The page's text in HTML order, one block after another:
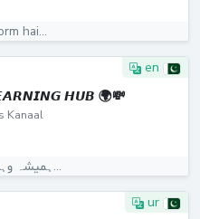
hai...
en
𝙃𝙐𝘽 🌍💸
Kanaal
Global Earning Hub ہمیشہ وہی لوگ کامیاب...
ur